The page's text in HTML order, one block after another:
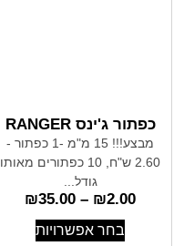
כפתור ג'ינס RANGER
מבצע!!! 15 מ"מ -1 כפתור -
2.60 ש"ח, 10 כפתורים מאותו
גודל...
₪2.00
–
₪35.00
בחר אפשרויות